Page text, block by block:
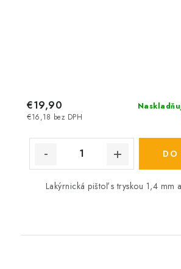
€16,18 bez DPH
€19,90
DO
Lakýrnická pištoľ s tryskou 1,4 mm